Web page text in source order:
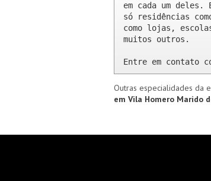
em cada um
só residências
como lojas,
muitos outros.
Entre em contato
Outras especialidades da
em Vila Homero Marido